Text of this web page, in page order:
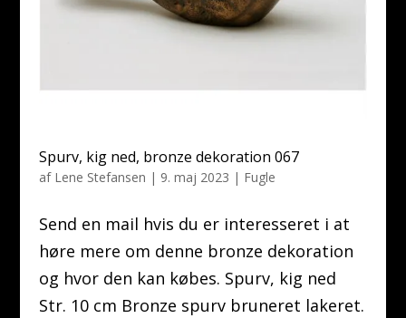
Spurv, kig ned, bronze dekoration 067
af Lene Stefansen | 9. maj 2023 | Fugle
Send en mail hvis du er interesseret i at
høre mere om denne bronze dekoration
og hvor den kan købes. Spurv, kig ned
Str. 10 cm Bronze spurv bruneret lakeret.